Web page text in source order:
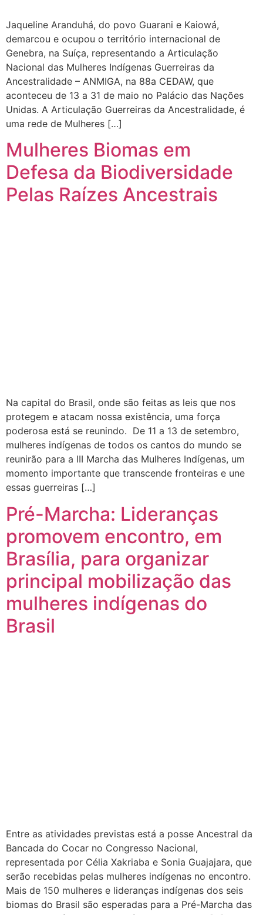
Jaqueline Aranduhá, do povo Guarani e Kaiowá,
demarcou e ocupou o território internacional de
Genebra, na Suíça, representando a Articulação
Nacional das Mulheres Indígenas Guerreiras da
Ancestralidade – ANMIGA, na 88a CEDAW, que
aconteceu de 13 a 31 de maio no Palácio das Nações
Unidas. A Articulação Guerreiras da Ancestralidade, é
uma rede de Mulheres […]
Mulheres Biomas em
Defesa da Biodiversidade
Pelas Raízes Ancestrais
Na capital do Brasil, onde são feitas as leis que nos
protegem e atacam nossa existência, uma força
poderosa está se reunindo. De 11 a 13 de setembro,
mulheres indígenas de todos os cantos do mundo se
reunirão para a III Marcha das Mulheres Indígenas, um
momento importante que transcende fronteiras e une
essas guerreiras […]
Pré-Marcha: Lideranças
promovem encontro, em
Brasília, para organizar
principal mobilização das
mulheres indígenas do
Brasil
Entre as atividades previstas está a posse Ancestral da
Bancada do Cocar no Congresso Nacional,
representada por Célia Xakriaba e Sonia Guajajara, que
serão recebidas pelas mulheres indígenas no encontro.
Mais de 150 mulheres e lideranças indígenas dos seis
biomas do Brasil são esperadas para a Pré-Marcha das